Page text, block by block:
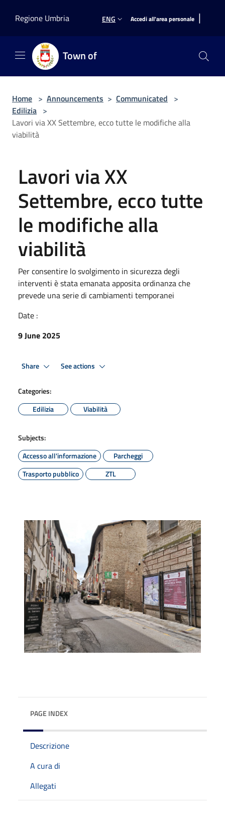
Regione Umbria
ENG Accedi all'area personale |
Town of
Home > Announcements > Communicated >
Edilizia >
Lavori via XX Settembre, ecco tutte le modifiche alla
viabilità
Lavori via XX
Settembre, ecco tutte
le modifiche alla
viabilità
Per consentire lo svolgimento in sicurezza degli
interventi è stata emanata apposita ordinanza che
prevede una serie di cambiamenti temporanei
Date :
9 June 2025
Share See actions
Categories:
Edilizia
Viabilità
Subjects:
Accesso all'informazione
Parcheggi
Trasporto pubblico
ZTL
PAGE INDEX
Descrizione
A cura di
Allegati